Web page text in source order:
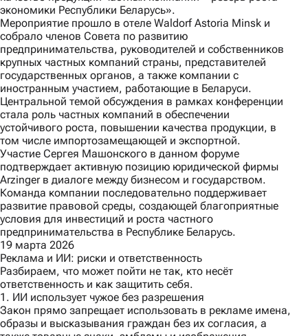
экономики Республики Беларусь».
Мероприятие прошло в отеле Waldorf Astoria Minsk и
собрало членов Совета по развитию
предпринимательства, руководителей и собственников
крупных частных компаний страны, представителей
государственных органов, а также компании с
иностранным участием, работающие в Беларуси.
Центральной темой обсуждения в рамках конференции
стала роль частных компаний в обеспечении
устойчивого роста, повышении качества продукции, в
том числе импортозамещающей и экспортной.
Участие Сергея Машонского в данном форуме
подтверждает активную позицию юридической фирмы
Arzinger в диалоге между бизнесом и государством.
Команда компании последовательно поддерживает
развитие правовой среды, создающей благоприятные
условия для инвестиций и роста частного
предпринимательства в Республике Беларусь.
19 марта 2026
Реклама и ИИ: риски и ответственность
Разбираем, что может пойти не так, кто несёт
ответственность и как защитить себя.
1. ИИ использует чужое без разрешения
Закон прямо запрещает использовать в рекламе имена,
образы и высказывания граждан без их согласия, а